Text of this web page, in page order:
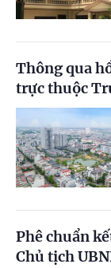
Thông qua
trực thuộc
Phê chuẩn
Chủ tịch